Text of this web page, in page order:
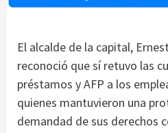
El alcalde de la capital,
reconoció que sí retuvo las
préstamos y AFP a los
quienes mantuvieron una
demandad de sus derechos